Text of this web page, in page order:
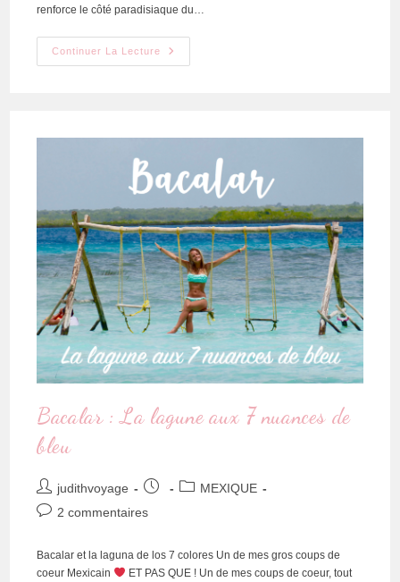
renforce le côté paradisiaque du…
Continuer La Lecture
Bacalar : La lagune aux 7 nuances de
bleu
judithvoyage
MEXIQUE
2 commentaires
Bacalar et la laguna de los 7 colores Un de mes gros coups de
coeur Mexicain
ET PAS QUE ! Un de mes coups de coeur, tout